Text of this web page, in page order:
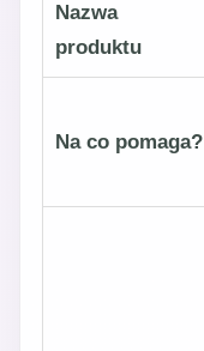
Nazwa
produktu
Na co pomaga?